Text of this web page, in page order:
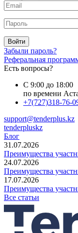
Войти
Забыли пароль?
Реферальная
Есть вопросы?
С 9:00 до 18:00
по времени
+7(727)318-76-
support@tenderplus.kz
tenderpluskz
Блог
31.07.2026
Преимущества
24.07.2026
Преимущества
17.07.2026
Преимущества
Все статьи